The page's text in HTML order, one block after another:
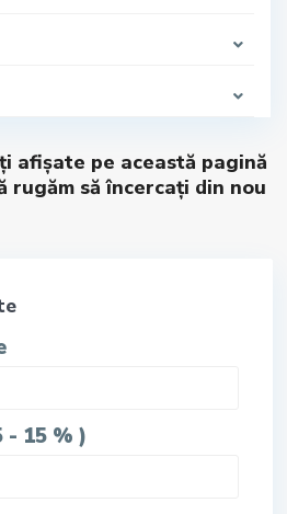
afișate pe această pagină
rugăm să încercați din nou
- 15 % )